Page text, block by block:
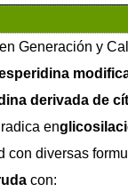
Generación y
derivada de
en
con diversas
con: